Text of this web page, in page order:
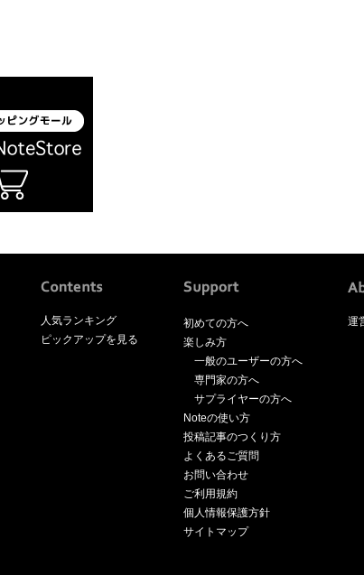
人気ランキング
ピックアップを見る
初めての方へ
楽しみ方
一般のユーザーの方へ
専門家の方へ
サプライヤーの方へ
Noteの使い方
投稿記事のつくり方
よくあるご質問
お問い合わせ
ご利用規約
個人情報保護方針
サイトマップ
運